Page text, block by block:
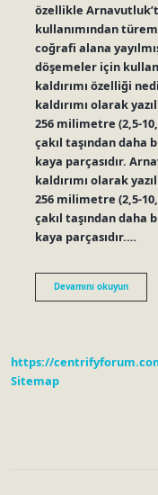
özellikle
kullanımından
coğrafi alana
döşemeler için
kaldırımı özelliği
kaldırımı olarak
256 milimetre (2,5-
çakıl taşından daha
kaya parçasıdır.
kaldırımı olarak
256 milimetre (2,5-
çakıl taşından daha
kaya parçasıdır.…
Devamını okuyunArnavut
Kaldırım
https://
Sitemap